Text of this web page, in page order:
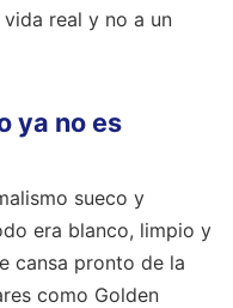
real y no a un
ya no es
sueco y
era blanco, limpio y
cansa pronto de la
como Golden